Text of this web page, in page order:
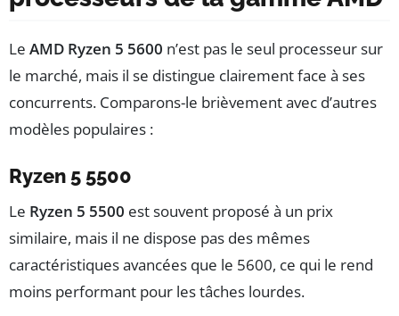
Le AMD Ryzen 5 5600 n’est pas le seul processeur sur
le marché, mais il se distingue clairement face à ses
concurrents. Comparons-le brièvement avec d’autres
modèles populaires :
Ryzen 5 5500
Le Ryzen 5 5500 est souvent proposé à un prix
similaire, mais il ne dispose pas des mêmes
caractéristiques avancées que le 5600, ce qui le rend
moins performant pour les tâches lourdes.